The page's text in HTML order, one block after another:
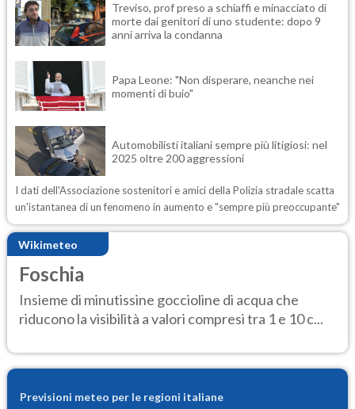
Treviso, prof preso a schiaffi e minacciato di
morte dai genitori di uno studente: dopo 9
anni arriva la condanna
Papa Leone: "Non disperare, neanche nei
momenti di buio"
Automobilisti italiani sempre più litigiosi: nel
2025 oltre 200 aggressioni
I dati dell'Associazione sostenitori e amici della Polizia stradale scatta
un'istantanea di un fenomeno in aumento e "sempre più preoccupante"
Wikimeteo
Foschia
Insieme di minutissine goccioline di acqua che
riducono la visibilità a valori compresi tra 1 e 10 c...
Previsioni meteo per le regioni italiane